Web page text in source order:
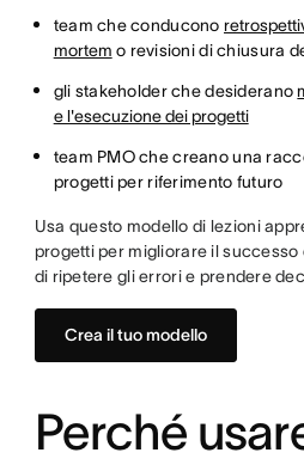
team che conducono
mortem o revisioni di chiusura
gli stakeholder che desiderano
e l'esecuzione dei progetti
team PMO che creano una
progetti per riferimento futuro
Usa questo modello di lezioni
progetti per migliorare il
di ripetere gli errori e prendere
Crea il tuo modello
Perché